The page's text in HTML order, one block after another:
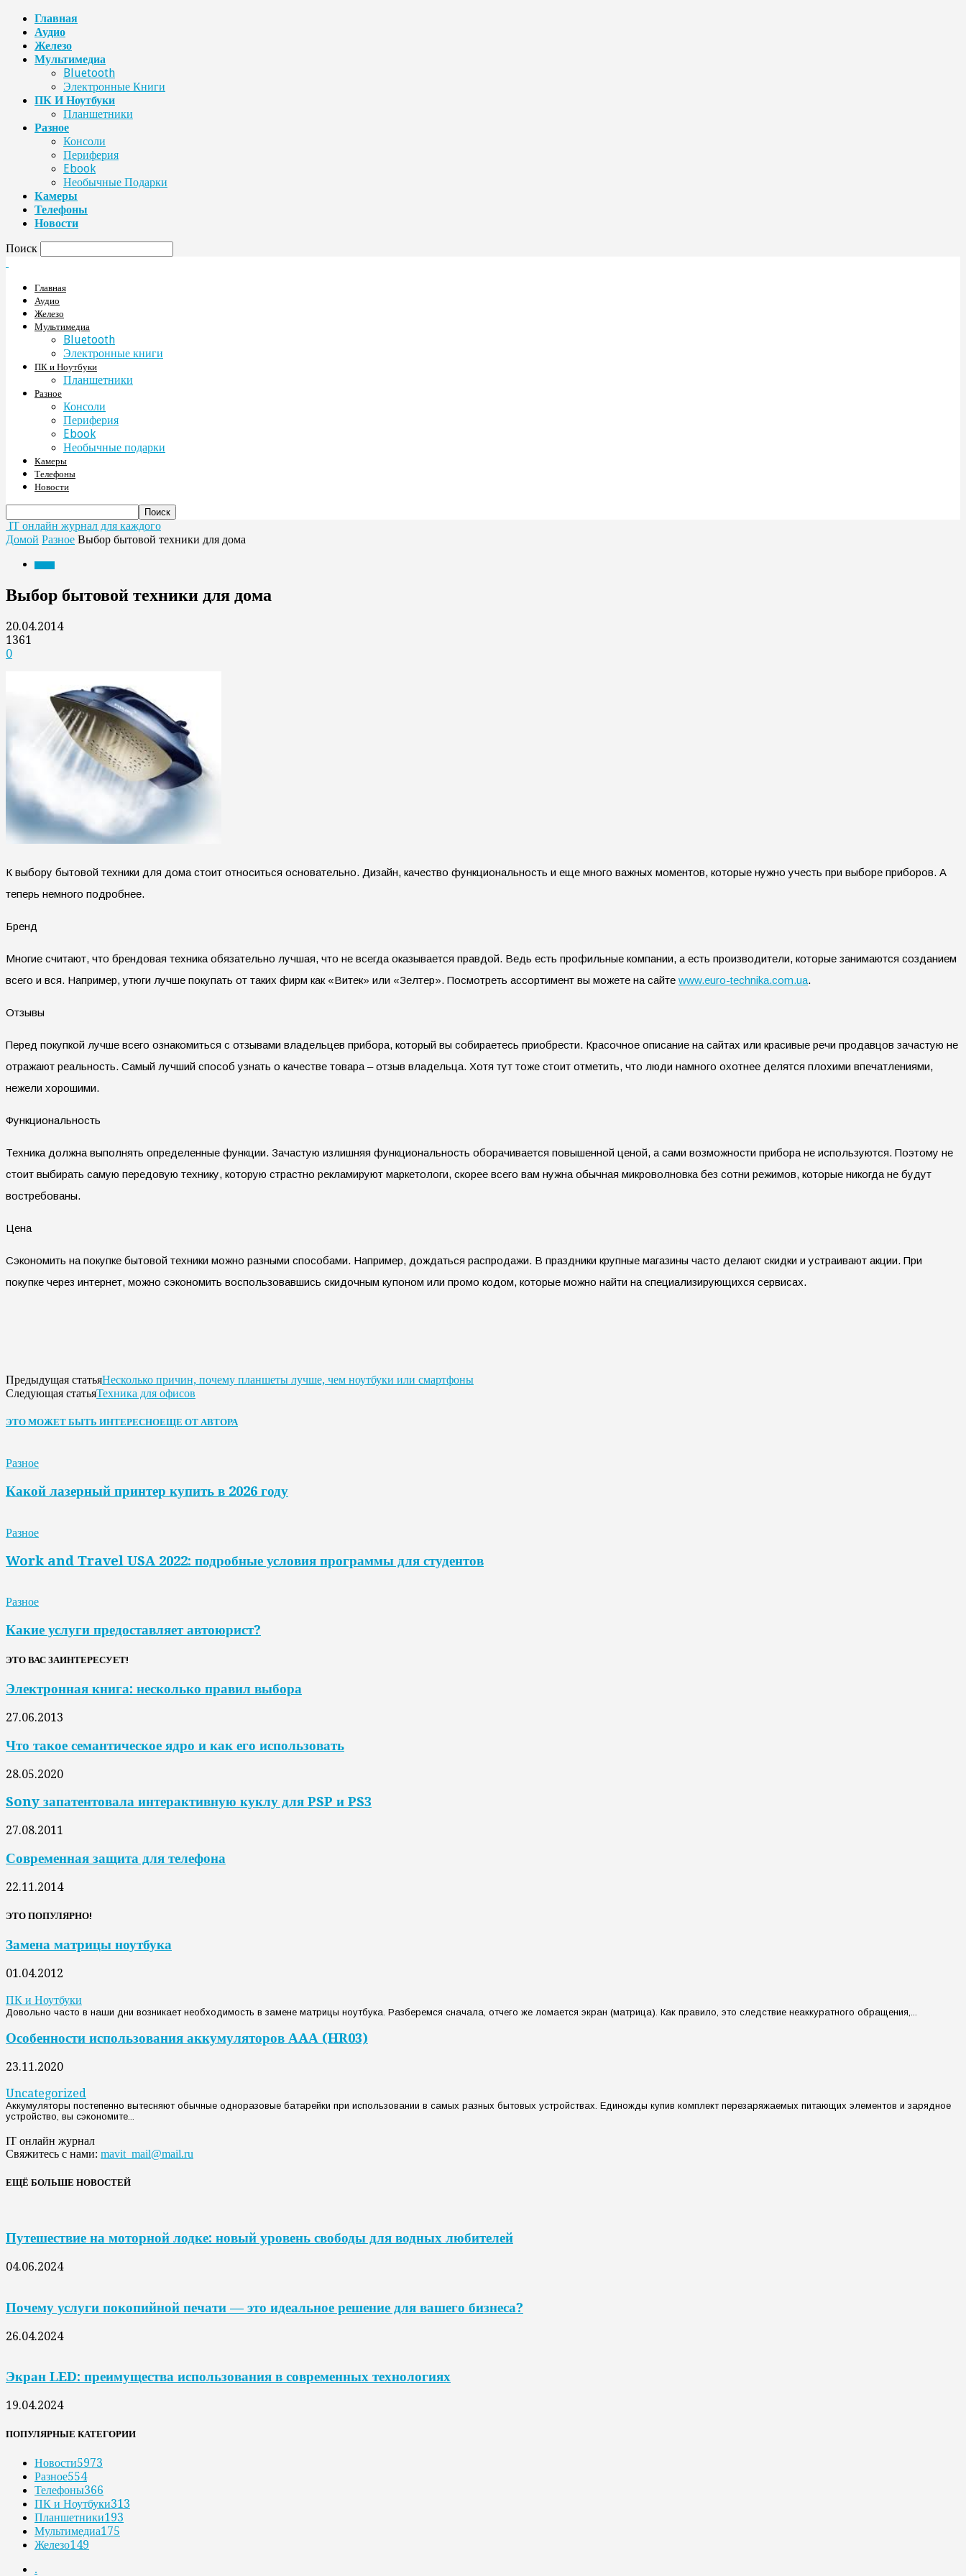
Главная
Аудио
Железо
Мультимедиа
Bluetooth
Электронные Книги
ПК И Ноутбуки
Планшетники
Разное
Консоли
Периферия
Ebook
Необычные Подарки
Камеры
Телефоны
Новости
Поиск
Главная
Аудио
Железо
Мультимедиа
Bluetooth
Электронные книги
ПК и Ноутбуки
Планшетники
Разное
Консоли
Периферия
Ebook
Необычные подарки
Камеры
Телефоны
Новости
IT онлайн журнал для каждого
Домой Разное Выбор бытовой техники для дома
Выбор бытовой техники для дома
20.04.2014
1361
0
К выбору бытовой техники для дома стоит относиться основательно. Дизайн, качество функциональность и еще много важных моментов, которые нужно учесть при выборе приборов. А
теперь немного подробнее.
Бренд
Многие считают, что брендовая техника обязательно лучшая, что не всегда оказывается правдой. Ведь есть профильные компании, а есть производители, которые занимаются созданием
всего и вся. Например, утюги лучше покупать от таких фирм как «Витек» или «Зелтер». Посмотреть ассортимент вы можете на сайте www.euro-technika.com.ua.
Отзывы
Перед покупкой лучше всего ознакомиться с отзывами владельцев прибора, который вы собираетесь приобрести. Красочное описание на сайтах или красивые речи продавцов зачастую не
отражают реальность. Самый лучший способ узнать о качестве товара – отзыв владельца. Хотя тут тоже стоит отметить, что люди намного охотнее делятся плохими впечатлениями,
нежели хорошими.
Функциональность
Техника должна выполнять определенные функции. Зачастую излишняя функциональность оборачивается повышенной ценой, а сами возможности прибора не используются. Поэтому не
стоит выбирать самую передовую технику, которую страстно рекламируют маркетологи, скорее всего вам нужна обычная микроволновка без сотни режимов, которые никогда не будут
востребованы.
Цена
Сэкономить на покупке бытовой техники можно разными способами. Например, дождаться распродажи. В праздники крупные магазины часто делают скидки и устраивают акции. При
покупке через интернет, можно сэкономить воспользовавшись скидочным купоном или промо кодом, которые можно найти на специализирующихся сервисах.
Предыдущая статьяНесколько причин, почему планшеты лучше, чем ноутбуки или смартфоны
Следующая статьяТехника для офисов
ЭТО МОЖЕТ БЫТЬ ИНТЕРЕСНОЕЩЕ ОТ АВТОРА
Разное
Какой лазерный принтер купить в 2026 году
Разное
Work and Travel USA 2022: подробные условия программы для студентов
Разное
Какие услуги предоставляет автоюрист?
ЭТО ВАС ЗАИНТЕРЕСУЕТ!
Электронная книга: несколько правил выбора
27.06.2013
Что такое семантическое ядро и как его использовать
28.05.2020
Sony запатентовала интерактивную куклу для PSP и PS3
27.08.2011
Современная защита для телефона
22.11.2014
ЭТО ПОПУЛЯРНО!
Замена матрицы ноутбука
01.04.2012
ПК и Ноутбуки
Довольно часто в наши дни возникает необходимость в замене матрицы ноутбука. Разберемся сначала, отчего же ломается экран (матрица). Как правило, это следствие неаккуратного обращения,...
Особенности использования аккумуляторов АAА (HR03)
23.11.2020
Uncategorized
Аккумуляторы постепенно вытесняют обычные одноразовые батарейки при использовании в самых разных бытовых устройствах. Единожды купив комплект перезаряжаемых питающих элементов и зарядное
устройство, вы сэкономите...
IT онлайн журнал
Свяжитесь с нами: mavit_mail@mail.ru
ЕЩЁ БОЛЬШЕ НОВОСТЕЙ
Путешествие на моторной лодке: новый уровень свободы для водных любителей
04.06.2024
Почему услуги покопийной печати — это идеальное решение для вашего бизнеса?
26.04.2024
Экран LED: преимущества использования в современных технологиях
19.04.2024
ПОПУЛЯРНЫЕ КАТЕГОРИИ
Новости5973
Разное554
Телефоны366
ПК и Ноутбуки313
Планшетники193
Мультимедиа175
Железо149
.